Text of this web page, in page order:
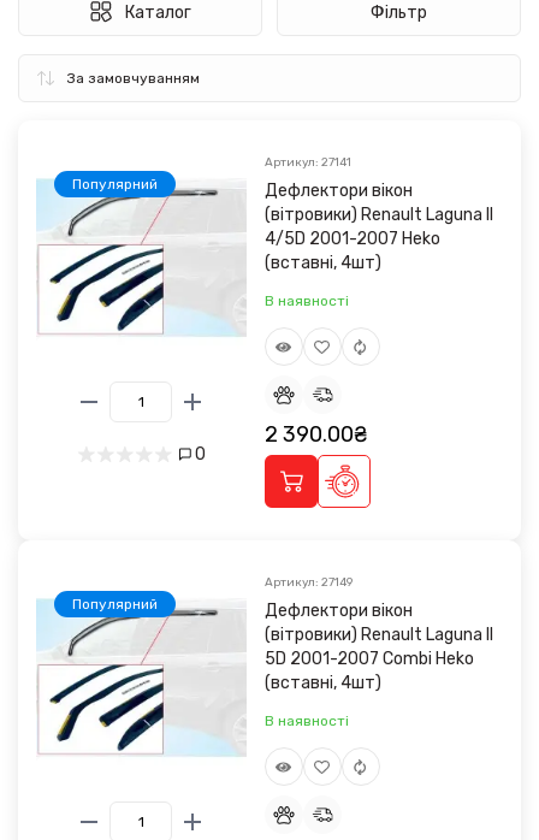
Каталог Фільтр
Популярний
0
Артикул: 27141
Дефлектори вікон
(вітровики) Renault Laguna II
4/5D 2001-2007 Heko
(вставні, 4шт)
В наявності
2 390.00₴
Популярний
Артикул: 27149
Дефлектори вікон
(вітровики) Renault Laguna II
5D 2001-2007 Combi Heko
(вставні, 4шт)
В наявності